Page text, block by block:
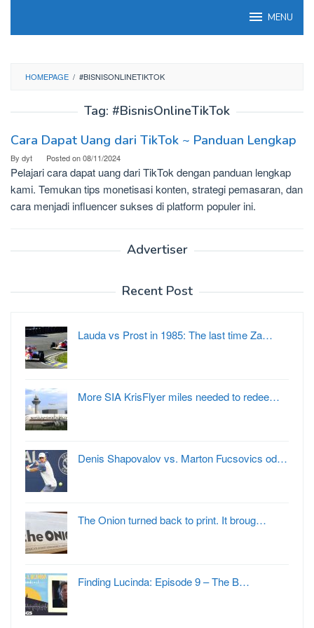
MENU
HOMEPAGE / #BISNISONLINETIKTOK
Tag: #BisnisOnlineTikTok
Cara Dapat Uang dari TikTok ~ Panduan Lengkap
By dyt Posted on08/11/2024
Pelajari cara dapat uang dari TikTok dengan panduan lengkap
kami. Temukan tips monetisasi konten, strategi pemasaran, dan
cara menjadi influencer sukses di platform populer ini.
Advertiser
Recent Post
Lauda vs Prost in 1985: The last time Za…
More SIA KrisFlyer miles needed to redee…
Denis Shapovalov vs. Marton Fucsovics od…
The Onion turned back to print. It broug…
Finding Lucinda: Episode 9 – The B…